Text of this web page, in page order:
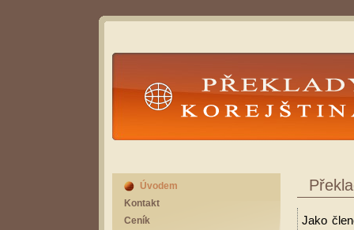
Překlady Korejština
Jako
Úvodem
Kontakt
Ceník